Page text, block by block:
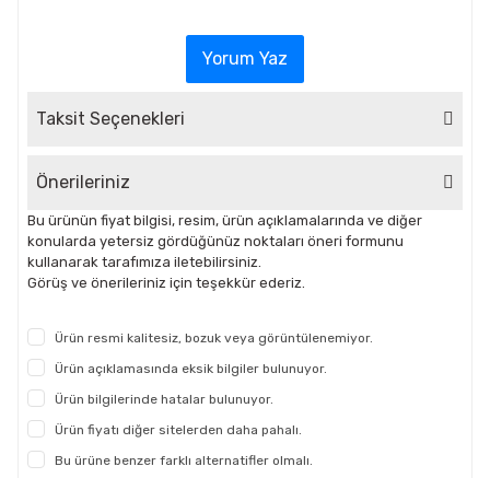
Yorum Yaz
Taksit Seçenekleri
Önerileriniz
Bu ürünün fiyat bilgisi, resim, ürün açıklamalarında ve diğer
konularda yetersiz gördüğünüz noktaları öneri formunu
kullanarak tarafımıza iletebilirsiniz.
Görüş ve önerileriniz için teşekkür ederiz.
Ürün resmi kalitesiz, bozuk veya görüntülenemiyor.
Ürün açıklamasında eksik bilgiler bulunuyor.
Ürün bilgilerinde hatalar bulunuyor.
Ürün fiyatı diğer sitelerden daha pahalı.
Bu ürüne benzer farklı alternatifler olmalı.